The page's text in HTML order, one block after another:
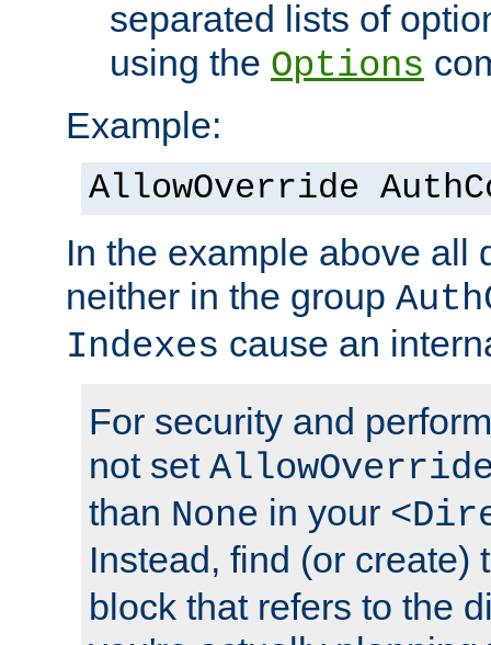
separated lists of
using the Options
Example:
AllowOverride
In the example above all
neither in the group
Indexes cause an
For security and
not set
than None in your
Instead, find (or create)
block that refers to the